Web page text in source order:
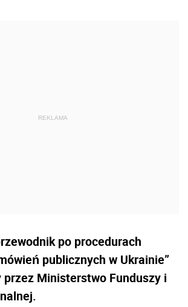
po procedurach
publicznych w Ukrainie”
przez Ministerstwo Funduszy i